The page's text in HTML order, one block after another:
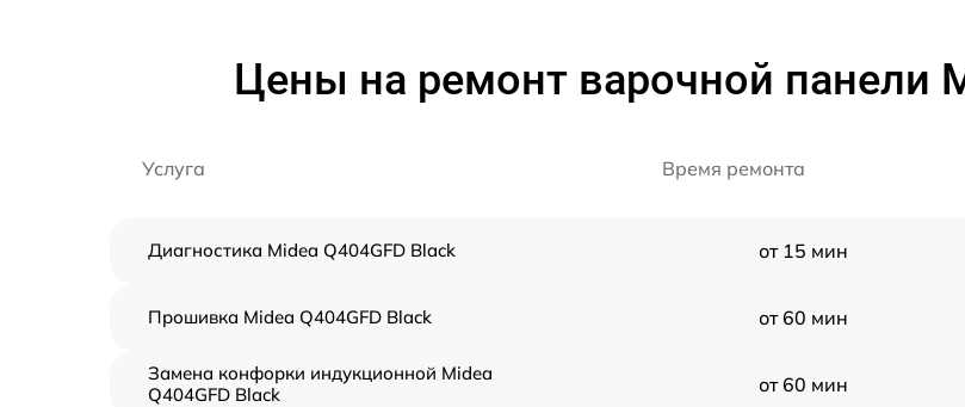
Цены на ремонт варочной панели
Услуга Время ремонта
Диагностика Midea Q404GFD Black от 15 мин
Прошивка Midea Q404GFD Black от 60 мин
Замена конфорки индукционной Midea
Q404GFD Black
от 60 мин